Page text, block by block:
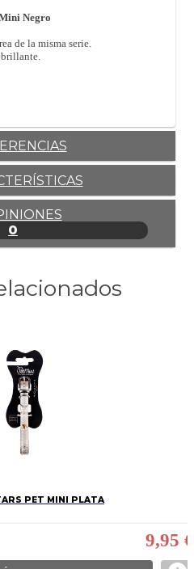
Negro
de la misma serie.
0
PET MINI PLATA
9,95 €